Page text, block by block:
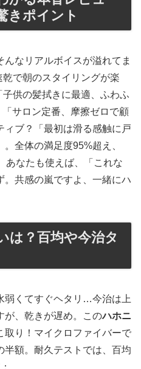
きポイント
んなリアルボイスが溢れてま
で朝のスタイリングが楽
供の髪拭きに最適、ふわふ
サロン定番、摩擦ゼロで顧
ブ？「最初は滑る感触に戸
全体の満足度95%超え、
あなたも使えば、「これな
。共感の嵐ですよ、一緒にハ
は？百均や今治タ
弱くてすぐヘタリ…今治は上
が、乾きが遅め。このハホニ
取り！マイクロファイバーで
額。耐久テストでは、百均